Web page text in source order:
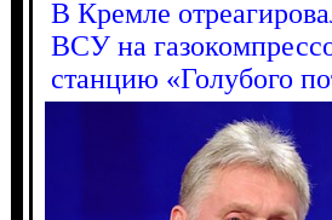
В Кремле
ВСУ на
станцию «Голубого